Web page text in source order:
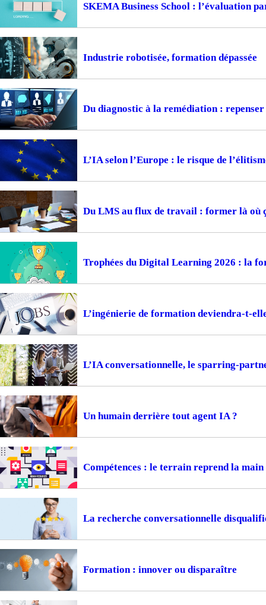
SKEMA Business School : l’évaluation
Industrie robotisée, formation dépassée
Du diagnostic à la remédiation :
L’IA selon l’Europe : le risque de
Du LMS au flux de travail : former là où
Trophées du Digital Learning 2026 : la
L’ingénierie de formation deviendra-t-
L’IA conversationnelle, le sparring-
Un humain derrière tout agent IA ?
Compétences : le terrain reprend la main
La recherche conversationnelle
Formation : innover ou disparaître